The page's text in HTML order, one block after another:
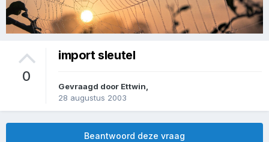
0
import sleutel
Gevraagd door Ettwin
28 augustus 2003
Beantwoord deze vraag